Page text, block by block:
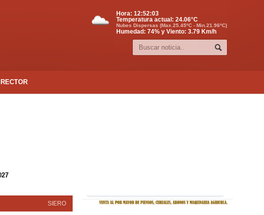
Hora: 12:52:04
Temperatura actual: 24.06°C
Nubes Dispersas (Max.25.45ºC - Min.21.96ºC)
Humedad: 74% y Viento: 3.79 Km/h
SIERO